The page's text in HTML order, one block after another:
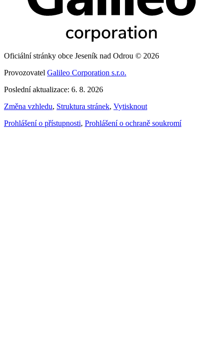
Oficiální stránky obce Jeseník nad Odrou © 2026
Provozovatel Galileo Corporation s.r.o.
Poslední aktualizace: 6. 8. 2026
Změna vzhledu, Struktura stránek, Vytisknout
Prohlášení o přístupnosti, Prohlášení o ochraně soukromí